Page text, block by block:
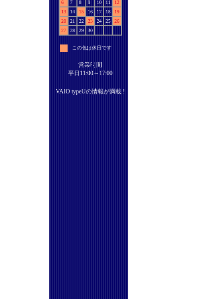
6
7 8 9 10 11
12
13
14 15 16 17 18
19
20
21 22 23 24 25
26
27
28 29 30
この色は休日です
営業時間
平日11:00～17:00
VAIO typeUの情報が満載 !